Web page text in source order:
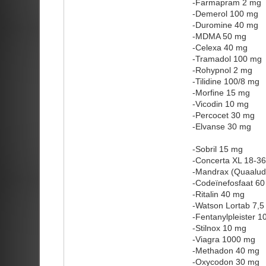
-Farmapram 2 mg
-Demerol 100 mg
-Duromine 40 mg
-MDMA 50 mg
-Celexa 40 mg
-Tramadol 100 mg
-Rohypnol 2 mg
-Tilidine 100/8 mg
-Morfine 15 mg
-Vicodin 10 mg
-Percocet 30 mg
-Elvanse 30 mg
-Sobril 15 mg
-Concerta XL 18-
-Mandrax
-Codeïnefosfaat 60
-Ritalin 40 mg
-Watson Lortab 7,5
-Fentanylpleister
-Stilnox 10 mg
-Viagra 1000 mg
-Methadon 40 mg
-Oxycodon 30 mg